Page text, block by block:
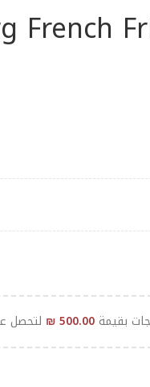
French
بقيمة ₪500.00 لتحصل